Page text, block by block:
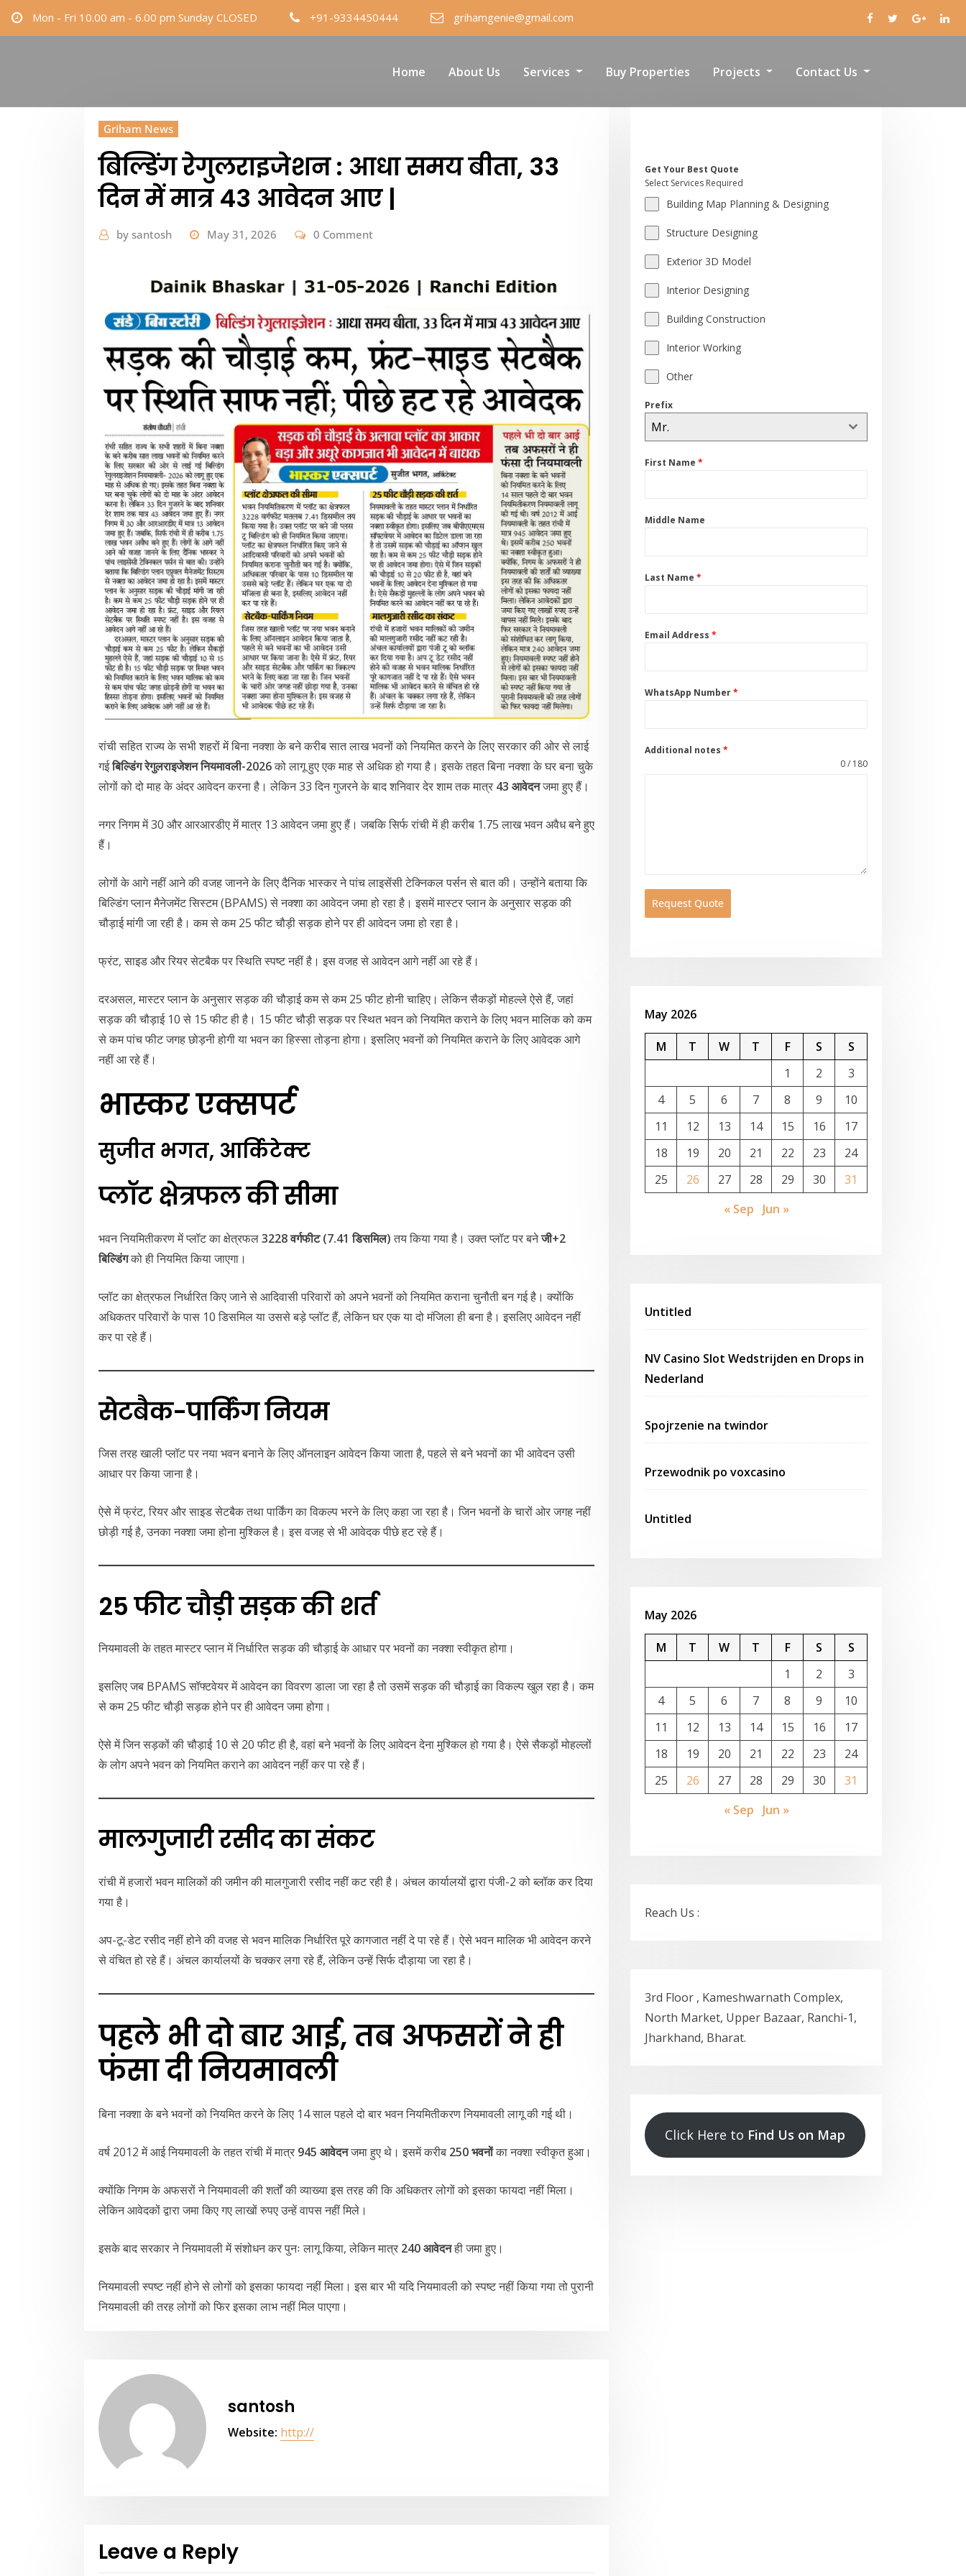
Skip
Mon - Fri 10.00 am - 6.00 pm Sunday CLOSED +91-9334450444 grihamgenie@gmail.com
Home About Us Services Buy Properties Projects Contact Us
Griham News
बिल्डिंग रेगुलराइजेशन : आधा समय बीता, 33
दिन में मात्र 43 आवेदन आए |
by santosh May 31, 2026 0 Comment
रांची सहित राज्य के सभी शहरों में बिना नक्शा के बने करीब सात लाख भवनों को नियमित करने के लिए सरकार की ओर से लाई
गईबिल्डिंग रेगुलराइजेशन नियमावली-2026को लागू हुए एक माह से अधिक हो गया है। इसके तहत बिना नक्शा के घर बना चुके
लोगों को दो माह के अंदर आवेदन करना है। लेकिन 33 दिन गुजरने के बाद शनिवार देर शाम तक मात्र 43 आवेदनजमा हुए हैं।
नगर निगम में 30 और आरआरडीए में मात्र 13 आवेदन जमा हुए हैं। जबकि सिर्फ रांची में ही करीब 1.75 लाख भवन अवैध बने हुए
हैं।
लोगों के आगे नहीं आने की वजह जानने के लिए दैनिक भास्कर ने पांच लाइसेंसी टेक्निकल पर्सन से बात की। उन्होंने बताया कि
बिल्डिंग प्लान मैनेजमेंट सिस्टम (BPAMS) से नक्शा का आवेदन जमा हो रहा है। इसमें मास्टर प्लान के अनुसार सड़क की
चौड़ाई मांगी जा रही है। कम से कम 25 फीट चौड़ी सड़क होने पर ही आवेदन जमा हो रहा है।
फ्रंट, साइड और रियर सेटबैक पर स्थिति स्पष्ट नहीं है। इस वजह से आवेदन आगे नहीं आ रहे हैं।
दरअसल, मास्टर प्लान के अनुसार सड़क की चौड़ाई कम से कम 25 फीट होनी चाहिए। लेकिन सैकड़ों मोहल्ले ऐसे हैं, जहां
सड़क की चौड़ाई 10 से 15 फीट ही है। 15 फीट चौड़ी सड़क पर स्थित भवन को नियमित कराने के लिए भवन मालिक को कम
से कम पांच फीट जगह छोड़नी होगी या भवन का हिस्सा तोड़ना होगा। इसलिए भवनों को नियमित कराने के लिए आवेदक आगे
नहीं आ रहे हैं।
भास्कर एक्सपर्ट
सुजीत भगत, आर्किटेक्ट
प्लॉट क्षेत्रफल की सीमा
भवन नियमितीकरण में प्लॉट का क्षेत्रफल3228 वर्गफीट (7.41 डिसमिल)तय किया गया है। उक्त प्लॉट पर बनेजी+2
बिल्डिंगको ही नियमित किया जाएगा।
प्लॉट का क्षेत्रफल निर्धारित किए जाने से आदिवासी परिवारों को अपने भवनों को नियमित कराना चुनौती बन गई है। क्योंकि
अधिकतर परिवारों के पास 10 डिसमिल या उससे बड़े प्लॉट हैं, लेकिन घर एक या दो मंजिला ही बना है। इसलिए आवेदन नहीं
कर पा रहे हैं।
सेटबैक-पार्किंग नियम
जिस तरह खाली प्लॉट पर नया भवन बनाने के लिए ऑनलाइन आवेदन किया जाता है, पहले से बने भवनों का भी आवेदन उसी
आधार पर किया जाना है।
ऐसे में फ्रंट, रियर और साइड सेटबैक तथा पार्किंग का विकल्प भरने के लिए कहा जा रहा है। जिन भवनों के चारों ओर जगह नहीं
छोड़ी गई है, उनका नक्शा जमा होना मुश्किल है। इस वजह से भी आवेदक पीछे हट रहे हैं।
25 फीट चौड़ी सड़क की शर्त
नियमावली के तहत मास्टर प्लान में निर्धारित सड़क की चौड़ाई के आधार पर भवनों का नक्शा स्वीकृत होगा।
इसलिए जब BPAMS सॉफ्टवेयर में आवेदन का विवरण डाला जा रहा है तो उसमें सड़क की चौड़ाई का विकल्प खुल रहा है। कम
से कम 25 फीट चौड़ी सड़क होने पर ही आवेदन जमा होगा।
ऐसे में जिन सड़कों की चौड़ाई 10 से 20 फीट ही है, वहां बने भवनों के लिए आवेदन देना मुश्किल हो गया है। ऐसे सैकड़ों मोहल्लों
के लोग अपने भवन को नियमित कराने का आवेदन नहीं कर पा रहे हैं।
मालगुजारी रसीद का संकट
रांची में हजारों भवन मालिकों की जमीन की मालगुजारी रसीद नहीं कट रही है। अंचल कार्यालयों द्वारा पंजी-2 को ब्लॉक कर दिया
गया है।
अप-टू-डेट रसीद नहीं होने की वजह से भवन मालिक निर्धारित पूरे कागजात नहीं दे पा रहे हैं। ऐसे भवन मालिक भी आवेदन करने
से वंचित हो रहे हैं। अंचल कार्यालयों के चक्कर लगा रहे हैं, लेकिन उन्हें सिर्फ दौड़ाया जा रहा है।
पहले भी दो बार आई, तब अफसरों ने ही
फंसा दी नियमावली
बिना नक्शा के बने भवनों को नियमित करने के लिए 14 साल पहले दो बार भवन नियमितीकरण नियमावली लागू की गई थी।
वर्ष 2012 में आई नियमावली के तहत रांची में मात्र 945 आवेदनजमा हुए थे। इसमें करीब 250 भवनोंका नक्शा स्वीकृत हुआ।
क्योंकि निगम के अफसरों ने नियमावली की शर्तों की व्याख्या इस तरह की कि अधिकतर लोगों को इसका फायदा नहीं मिला।
लेकिन आवेदकों द्वारा जमा किए गए लाखों रुपए उन्हें वापस नहीं मिले।
इसके बाद सरकार ने नियमावली में संशोधन कर पुनः लागू किया, लेकिन मात्र 240 आवेदनही जमा हुए।
नियमावली स्पष्ट नहीं होने से लोगों को इसका फायदा नहीं मिला। इस बार भी यदि नियमावली को स्पष्ट नहीं किया गया तो पुरानी
नियमावली की तरह लोगों को फिर इसका लाभ नहीं मिल पाएगा।
santosh
Website: http://
Leave a Reply
Get Your Best Quote
Select Services Required
Building Map Planning & Designing
Structure Designing
Exterior 3D Model
Interior Designing
Building Construction
Interior Working
Other
Prefix
Mr.
First Name *
Middle Name
Last Name *
Email Address *
WhatsApp Number*
Additional notes *
0 / 180
Request Quote
May 2026
M T W T F S
S
1
2
3
4
5 6 7 8 9
10
11
12 13 14 15 16
17
18
19 20 21 22 23
24
25
26 27 28 29 30
31
« Sep
Jun »
Untitled
NV Casino Slot Wedstrijden en Drops in
Nederland
Spojrzenie na twindor
Przewodnik po voxcasino
Untitled
May 2026
M T W T F S
S
1
2
3
4
5 6 7 8 9
10
11
12 13 14 15 16
17
18
19 20 21 22 23
24
25
26 27 28 29 30
31
« Sep
Jun »
Reach Us :
3rd Floor , Kameshwarnath Complex,
North Market, Upper Bazaar, Ranchi-1,
Jharkhand, Bharat.
Click Here to Find Us on Map